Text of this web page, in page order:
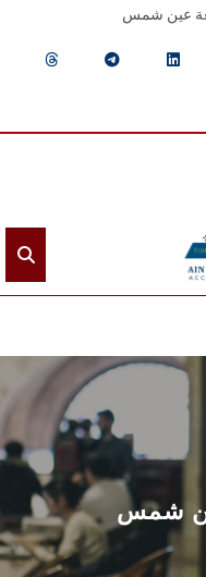
عين شمس
الرئيسيـة
عن الجامعة
القطاعـات
الشئون الأكاديمية
شمس